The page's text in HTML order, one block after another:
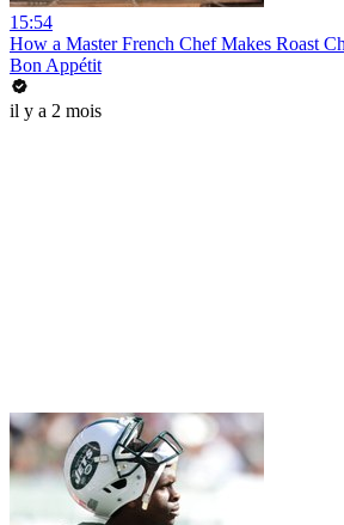
15:54
How a Master French Chef Makes Roast
Bon Appétit
il y a 2 mois